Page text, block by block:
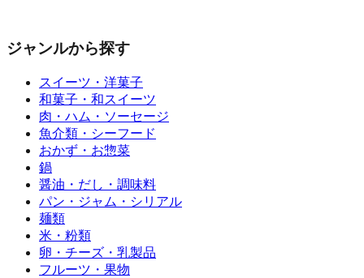
ジャンルから探す
スイーツ・洋菓子
和菓子・和スイーツ
肉・ハム・ソーセージ
魚介類・シーフード
おかず・お惣菜
鍋
醤油・だし・調味料
パン・ジャム・シリアル
麺類
米・粉類
卵・チーズ・乳製品
フルーツ・果物